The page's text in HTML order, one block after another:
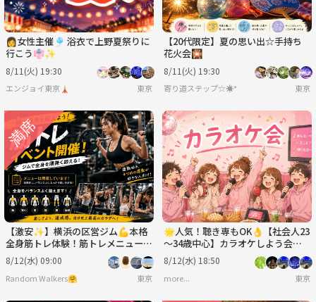
👩女性主催🎐 浴衣で上野夏祭りに
行こう👘✨
8/11(火) 19:30
エンジョイ東京🗼 東京
【20代限定】夏の思い出☆手持ち
花火会🎇
8/11(火) 19:30
寄り道ステップ☆☀︎* 東京
【激安✨️】横浜の区営ジム💪本格
全身筋トレ体験！筋トレメニューを
覚えて実践！少しキツめですが達成
感MAX✨
8/12(水) 09:00
Random Walkers🤗 東京
🌟人気！聴き専もOK👌【社会人23
～34歳中心】カラオケしよう会🎤
【初めまして大歓迎🔰】
8/12(水) 18:50
more... 東京